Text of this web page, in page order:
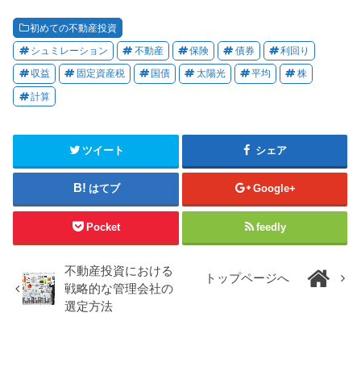
初めての不動産投資
シュミレーション 不動産 保険 債券 利回り
収益 固定資産税 国債 太陽光 平均 株
計算
ツイート シェア
はてブ Google+
Pocket feedly
不動産投資における
戦略的な管理会社の
選定方法
トップページへ